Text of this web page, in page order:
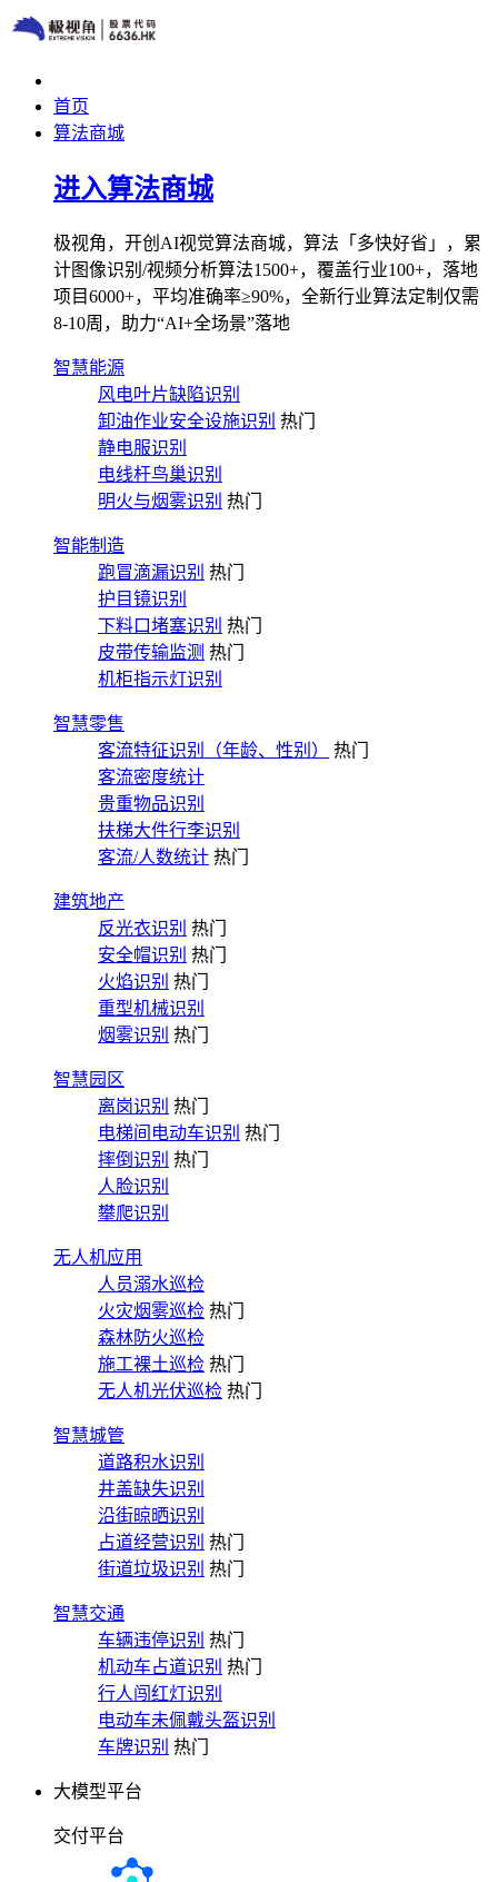
首页
算法商城
进入算法商城
极视角，开创AI视觉算法商城，算法「多快好省」，累
计图像识别/视频分析算法1500+，覆盖行业100+，落地
项目6000+，平均准确率≥90%，全新行业算法定制仅需
8-10周，助力“AI+全场景”落地
智慧能源
风电叶片缺陷识别
卸油作业安全设施识别 热门
静电服识别
电线杆鸟巢识别
明火与烟雾识别 热门
智能制造
跑冒滴漏识别 热门
护目镜识别
下料口堵塞识别 热门
皮带传输监测 热门
机柜指示灯识别
智慧零售
客流特征识别（年龄、性别）
热门
客流密度统计
贵重物品识别
扶梯大件行李识别
客流/人数统计 热门
建筑地产
反光衣识别 热门
安全帽识别 热门
火焰识别 热门
重型机械识别
烟雾识别 热门
智慧园区
离岗识别 热门
电梯间电动车识别 热门
摔倒识别 热门
人脸识别
攀爬识别
无人机应用
人员溺水巡检
火灾烟雾巡检 热门
森林防火巡检
施工裸土巡检 热门
无人机光伏巡检 热门
智慧城管
道路积水识别
井盖缺失识别
沿街晾晒识别
占道经营识别 热门
街道垃圾识别 热门
智慧交通
车辆违停识别 热门
机动车占道识别 热门
行人闯红灯识别
电动车未佩戴头盔识别
车牌识别 热门
大模型平台
交付平台